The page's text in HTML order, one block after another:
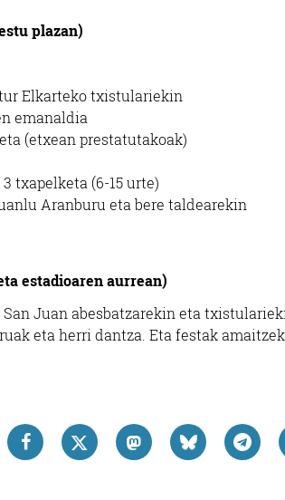
plazan)
Elkarteko txistulariekin
emanaldia
(etxean prestatutakoak)
txapelketa (6-15 urte)
Aranburu eta bere taldearekin
estadioaren aurrean)
Juan abesbatzarekin eta
eta herri dantza. Eta festak